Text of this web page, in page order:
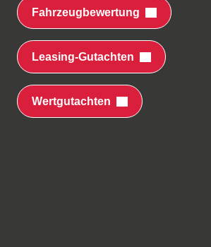
Fahrzeugbewertung
Leasing-Gutachten
Wertgutachten